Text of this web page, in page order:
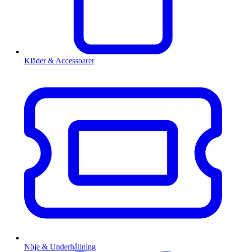
Kläder & Accessoarer
Nöje & Underhållning